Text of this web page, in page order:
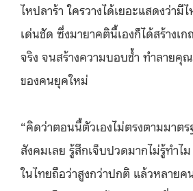
ไหปลาร้า ใครวางได้เยอะแสดงว่ามี
เด่นชัด ซึ่งมายาคตินี้เองก็ได้สร้างเ
จริง จนสร้างความบอบช้ำ ทำลายคุ
ของคนยุคใหม่
“คิดว่าตอนนี้ตัวเองไม่ตรงตามมาต
สังคมเลย รู้สึกเจ็บปวดมากไม่รู้ทำไ
ในไทยถือว่าสูงกว่าปกติ แล้วหลายค